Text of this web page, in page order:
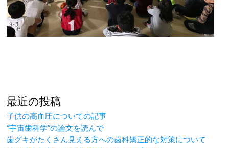
最近の投稿
子供の高血圧についての記事
“宇宙歯科学”の論文を読んで
歯グキがたくさん見える方への歯科矯正的な対策について